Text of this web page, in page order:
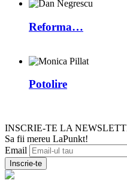
Reforma…
Potolire
INSCRIE-TE LA
Sa fii mereu LaPunkt!
Email